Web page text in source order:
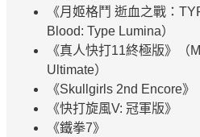
《月姬格鬥 逝血之戰：
Blood: Type Lumina）
《真人快打11終極版》（
Ultimate）
《Skullgirls 2nd Encore》
《快打旋風V: 冠軍版》
《鐵拳7》